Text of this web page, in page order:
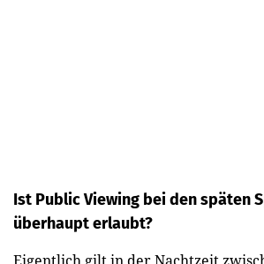
Ist Public Viewing bei den späten
überhaupt erlaubt?